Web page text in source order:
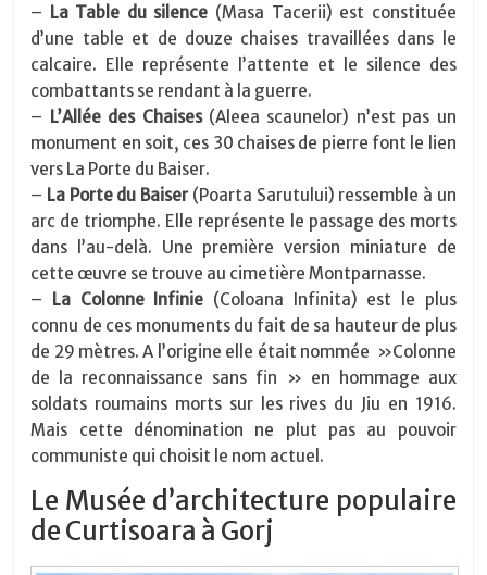
– La Table du silence (Masa Tacerii) est constituée
d’une table et de douze chaises travaillées dans le
calcaire. Elle représente l’attente et le silence des
combattants se rendant à la guerre.
– L’Allée des Chaises(Aleea scaunelor) n’est pas un
monument en soit, ces 30 chaises de pierre font le lien
vers La Porte du Baiser.
– La Porte du Baiser (Poarta Sarutului) ressemble à un
arc de triomphe. Elle représente le passage des morts
dans l’au-delà. Une première version miniature de
cette œuvre se trouve au cimetière Montparnasse.
– La Colonne Infinie (Coloana Infinita) est le plus
connu de ces monuments du fait de sa hauteur de plus
de 29 mètres. A l’origine elle était nommée »Colonne
de la reconnaissance sans fin » en hommage aux
soldats roumains morts sur les rives du Jiu en 1916.
Mais cette dénomination ne plut pas au pouvoir
communiste qui choisit le nom actuel.
Le Musée d’architecture populaire
de Curtisoara à Gorj